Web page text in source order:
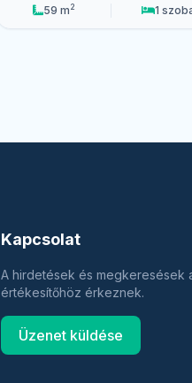
59 m2 1
Kapcsolat
A hirdetések és megkeresések
értékesítőhöz érkeznek.
Üzenet küldése